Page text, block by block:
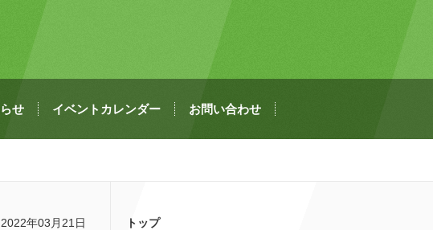
せ イベントカレンダー お問い合わせ
2022年03月21日 トップ